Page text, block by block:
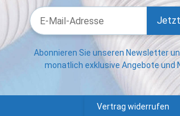
Jetzt
Abonnieren Sie unseren Newsletter
monatlich exklusive Angebote und
Vertrag widerrufen